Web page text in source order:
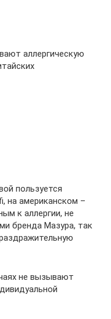
аллергическую
пользуется
на американском –
к аллергии, не
бренда Мазура, так
не вызывают